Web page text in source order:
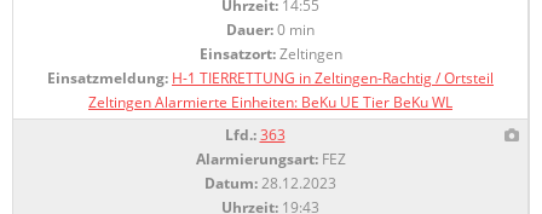
Uhrzeit: 14:55
Dauer:0 min
Einsatzort:Zeltingen
Einsatzmeldung: H-1 TIERRETTUNG in Zeltingen-Rachtig / Ortsteil
Zeltingen Alarmierte Einheiten: BeKu UE Tier BeKu WL
Lfd.: 363
Alarmierungsart:FEZ
Datum:28.12.2023
Uhrzeit: 19:43